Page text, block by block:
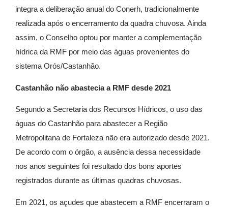
integra a deliberação anual do Conerh, tradicionalmente
realizada após o encerramento da quadra chuvosa. Ainda
assim, o Conselho optou por manter a complementação
hídrica da RMF por meio das águas provenientes do
sistema Orós/Castanhão.
Castanhão não abastecia a RMF desde 2021
Segundo a Secretaria dos Recursos Hídricos, o uso das
águas do Castanhão para abastecer a Região
Metropolitana de Fortaleza não era autorizado desde 2021.
De acordo com o órgão, a ausência dessa necessidade
nos anos seguintes foi resultado dos bons aportes
registrados durante as últimas quadras chuvosas.
Em 2021, os açudes que abastecem a RMF encerraram o